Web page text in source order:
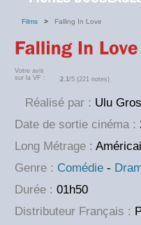
Films > Falling In Love
Votre avis
sur la VF :
2.1 /5 (221 notes)
Réalisé par : Ulu
Date de sortie cinéma :
Long Métrage :
Genre : Comédie -
Durée : 01h50
Distributeur Français :